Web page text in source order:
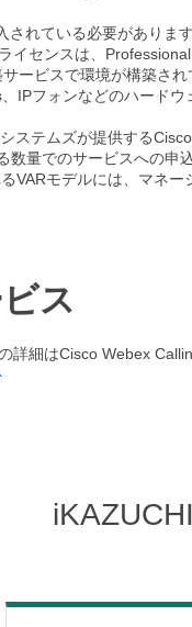
されている必要がありま
イセンスは、
ービスで環境が構築さ
IPフォンなどのハード
ステムズが提供する
数量でのサービスへの申
VARモデルには、マネ
ス
詳細はCisco Webex